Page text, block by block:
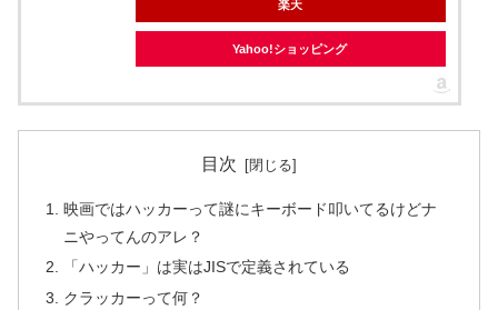
楽天
Yahoo!ショッピング
目次
映画ではハッカーって謎にキーボード叩いてるけどナ
ニやってんのアレ？
「ハッカー」は実はJISで定義されている
クラッカーって何？